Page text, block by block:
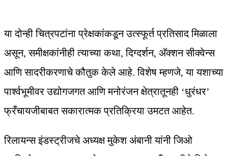
या दोन्ही चित्रपटांना प्रेक्षकांकडून उत्स्फूर्त प्रतिसाद मिळाला
असून, समीक्षकांनीही त्याच्या कथा, दिग्दर्शन, अ‍ॅक्शन सीक्वेन्स
आणि सादरीकरणाचे कौतुक केले आहे. विशेष म्हणजे, या यशाच्या
पार्श्वभूमीवर उद्योगजगत आणि मनोरंजन क्षेत्रातूनही ‘धुरंधर’
फ्रँचायजीबाबत सकारात्मक प्रतिक्रिया उमटत आहेत.
रिलायन्स इंडस्ट्रीजचे अध्यक्ष मुकेश अंबानी यांनी जिओ